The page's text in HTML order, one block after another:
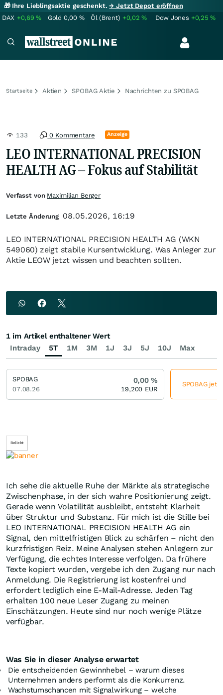
🎁 Ihre Lieblingsaktie geschenkt.→ Jetzt Depot eröffnen
DAX +0,69% Gold 0,00 % Öl (Brent) +0,02% Dow Jones +0,25%
Startseite Aktien SPOBAG Aktie Nachrichten zu SPOBAG
133 0 Kommentare Anzeige
LEO INTERNATIONAL PRECISION
HEALTH AG – Fokus auf Stabilität
LEO INTERNATIONAL PRECISION HEALTH AG (WKN
549060) zeigt stabile Kursentwicklung. Was Anleger zur
Aktie LEOW jetzt wissen und beachten sollten.
Beliebt
Ich sehe die aktuelle Ruhe der Märkte als strategische
Zwischenphase, in der sich wahre Positionierung zeigt.
Gerade wenn Volatilität ausbleibt, entsteht Klarheit
über Struktur und Substanz. Für mich ist die Stille bei
LEO INTERNATIONAL PRECISION HEALTH AG ein
Signal, den mittelfristigen Blick zu schärfen – nicht den
kurzfristigen Reiz. Meine Analysen stehen Anlegern zur
Verfügung, die echtes Interesse verfolgen. Da frühere
Texte kopiert wurden, vergebe ich den Zugang nur nach
Anmeldung. Die Registrierung ist kostenfrei und
erfordert lediglich eine E-Mail-Adresse. Jeden Tag
erhalten 100 neue Leser Zugang zu meinen
Einschätzungen. Heute sind nur noch wenige Plätze
verfügbar.
Was Sie in dieser Analyse erwartet
Die entscheidenden Gewinnhebel – warum dieses
Unternehmen anders performt als die Konkurrenz.
Wachstumschancen mit Signalwirkung – welche
Verfasst von Maximilian Berger
Letzte Änderung 08.05.2026, 16:19
Intraday 5T 1M 3M 1J 3J 5J 10J Max
1 im Artikel enthaltener Wert
SPOBAG
07.08.26
0,00%
19,200 EUR
SPOBAG